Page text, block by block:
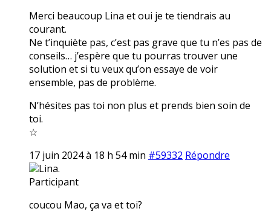
Merci beaucoup Lina et oui je te tiendrais au
courant.
Ne t’inquiète pas, c’est pas grave que tu n’es pas de
conseils… j’espère que tu pourras trouver une
solution et si tu veux qu’on essaye de voir
ensemble, pas de problème.
N’hésites pas toi non plus et prends bien soin de
toi.
☆
17 juin 2024 à 18 h 54 min #59332 Répondre
Lina.
Participant
coucou Mao, ça va et toi?